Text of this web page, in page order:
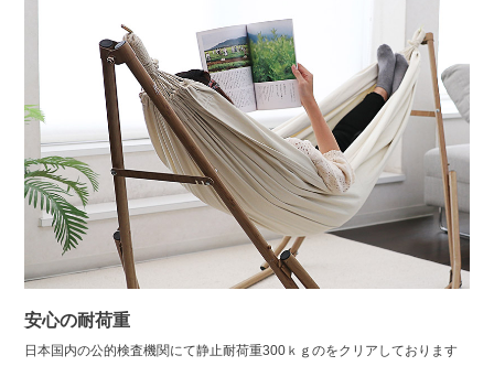
安心の耐荷重
日本国内の公的検査機関にて静止耐荷重300ｋｇのをクリアしております